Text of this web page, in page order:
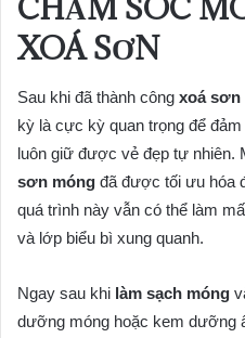
CHĂM SÓC
XOÁ SƠN
Sau khi đã thành công xoá sơn
kỳ là cực kỳ quan trọng để
luôn giữ được vẻ đẹp tự nhiên.
sơn móng đã được tối ưu hóa
quá trình này vẫn có thể làm
và lớp biểu bì xung quanh.
Ngay sau khi làm sạch móng
dưỡng móng hoặc kem dưỡng